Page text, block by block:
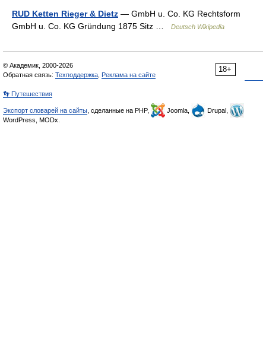
RUD Ketten Rieger & Dietz — GmbH u. Co. KG Rechtsform
GmbH u. Co. KG Gründung 1875 Sitz …
Deutsch Wikipedia
18+
© Академик, 2000-2026
Обратная связь: Техподдержка Реклама на сайте
👣 Путешествия
Экспорт словарей на сайты , сделанные на PHP, Joomla,
Drupal,
WordPress, MODx.